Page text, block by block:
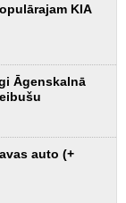
KIA
Āgenskalnā
auto (+